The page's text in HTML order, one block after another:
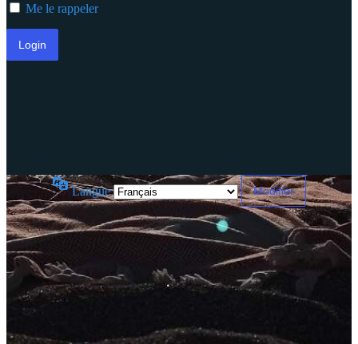
Me le rappeler
Langue